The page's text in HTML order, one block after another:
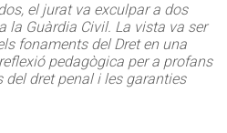
el jurat va exculpar a dos
la Guàrdia Civil. La vista va ser
fonaments del Dret en una
pedagògica per a profans
del dret penal i les garanties